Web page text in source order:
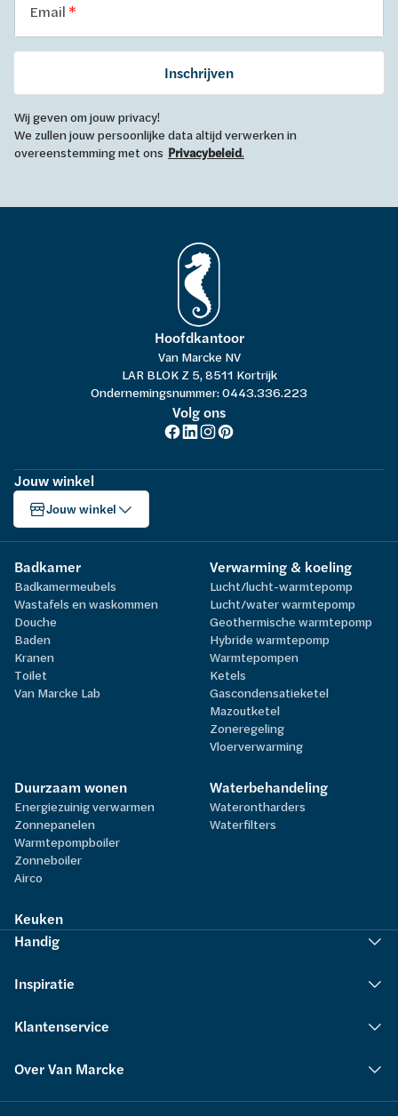
Email
Inschrijven
Wij geven om jouw privacy!
We zullen jouw persoonlijke data altijd verwerken in
overeenstemming met ons Privacybeleid.
Hoofdkantoor
Van Marcke NV
LAR BLOK Z 5, 8511 Kortrijk
Ondernemingsnummer: 0443.336.223
Volg ons
Jouw winkel
Jouw winkel
Badkamer
Badkamermeubels
Wastafels en waskommen
Douche
Baden
Kranen
Toilet
Van Marcke Lab
Verwarming & koeling
Lucht/lucht-warmtepomp
Lucht/water warmtepomp
Geothermische warmtepomp
Hybride warmtepomp
Warmtepompen
Ketels
Gascondensatieketel
Mazoutketel
Zoneregeling
Vloerverwarming
Duurzaam wonen
Energiezuinig verwarmen
Zonnepanelen
Warmtepompboiler
Zonneboiler
Airco
Waterbehandeling
Waterontharders
Waterfilters
Keuken
Handig
Inspiratie
Klantenservice
Over Van Marcke